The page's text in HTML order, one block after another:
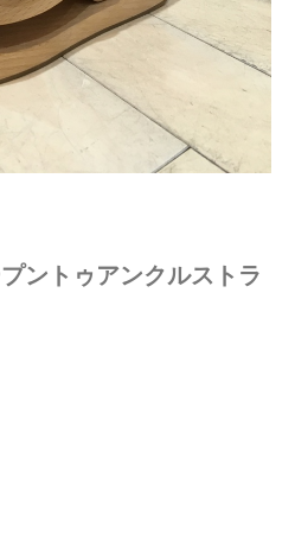
ントゥアンクルストラ